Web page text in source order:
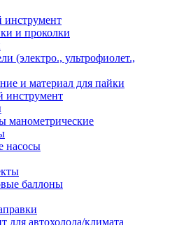
инструмент
и проколки
(электро., ультрофиолет.,
и материал для пайки
инструмент
манометрические
насосы
баллоны
для автохолода/климата